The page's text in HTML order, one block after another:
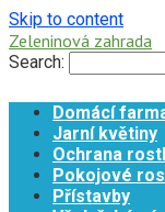
Skip to content
Zeleninová zahrada
Search:
Domácí
Jarní květiny
Ochrana
Pokojové
Přístavby